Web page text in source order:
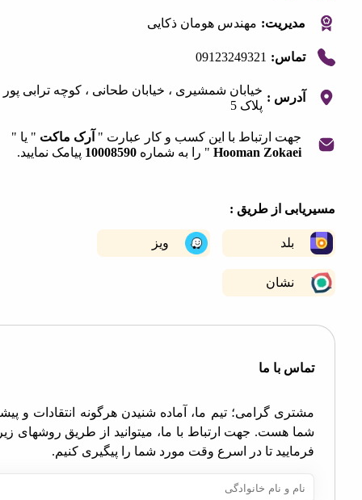
مدیریت: مهندس هومان ذکایی
تماس: 09123249321
آدرس :
خیابان شمشیری ، خیابان طحانی ، کوچه ترابی پور ،
پلاک 5
جهت ارتباط با این کسب و کار عبارت "آرک ماکت " یا "
Hooman Zokaei" را به شماره 10008590 پیامک نمایید.
از طریق :
ویز
نشان
با ما
گرامی؛ تیم ما، آماده شنیدن هرگونه انتقادات و پیشنهادات
هست. جهت ارتباط با ما، میتوانید از طریق روشهای زیر اقدام
تا در اسرع وقت مورد شما را پیگیری کنیم.